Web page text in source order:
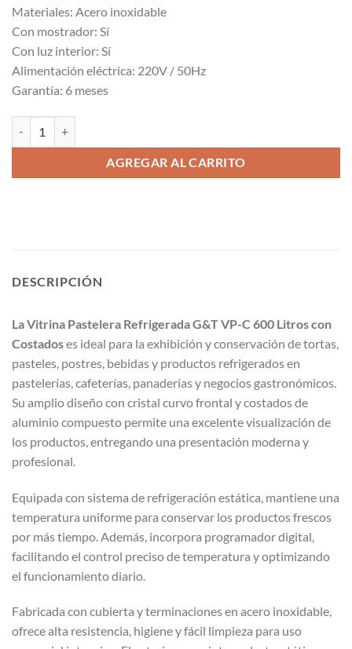
Materiales: Acero inoxidable
Con mostrador: Sí
Con luz interior: Sí
Alimentación eléctrica: 220V / 50Hz
Garantía: 6 meses
AGREGAR AL CARRITO
DESCRIPCIÓN
La Vitrina Pastelera Refrigerada G&T VP-C 600 Litros con
Costadoses ideal para la exhibición y conservación de tortas,
pasteles, postres, bebidas y productos refrigerados en
pastelerías, cafeterías, panaderías y negocios gastronómicos.
Su amplio diseño con cristal curvo frontal y costados de
aluminio compuesto permite una excelente visualización de
los productos, entregando una presentación moderna y
profesional.
Equipada con sistema de refrigeración estática, mantiene una
temperatura uniforme para conservar los productos frescos
por más tiempo. Además, incorpora programador digital,
facilitando el control preciso de temperatura y optimizando
el funcionamiento diario.
Fabricada con cubierta y terminaciones en acero inoxidable,
ofrece alta resistencia, higiene y fácil limpieza para uso